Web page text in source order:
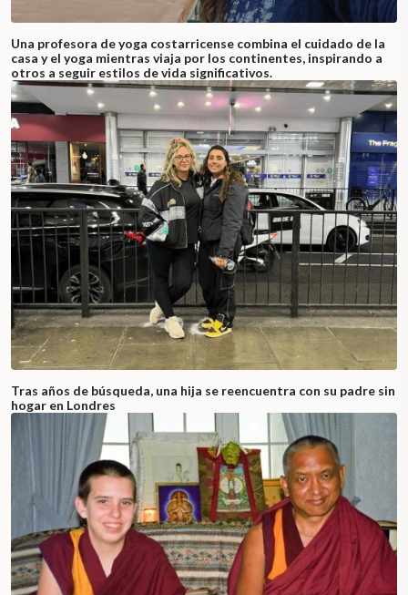
Una profesora de yoga costarricense combina el cuidado de la
casa y el yoga mientras viaja por los continentes, inspirando a
otros a seguir estilos de vida significativos.
Tras años de búsqueda, una hija se reencuentra con su padre sin
hogar en Londres